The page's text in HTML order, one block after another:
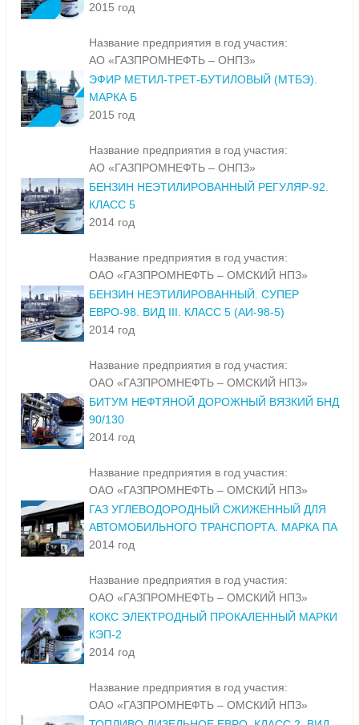
2015 год
Название предприятия в год участия:
АО «ГАЗПРОМНЕФТЬ – ОНПЗ»
ЭФИР МЕТИЛ-ТРЕТ-БУТИЛОВЫЙ (МТБЭ).
МАРКА Б
2015 год
Название предприятия в год участия:
АО «ГАЗПРОМНЕФТЬ – ОНПЗ»
БЕНЗИН НЕЭТИЛИРОВАННЫЙ РЕГУЛЯР-92.
КЛАСС 5
2014 год
Название предприятия в год участия:
ОАО «ГАЗПРОМНЕФТЬ – ОМСКИЙ НПЗ»
БЕНЗИН НЕЭТИЛИРОВАННЫЙ. СУПЕР
ЕВРО-98. ВИД III. КЛАСС 5 (АИ-98-5)
2014 год
Название предприятия в год участия:
ОАО «ГАЗПРОМНЕФТЬ – ОМСКИЙ НПЗ»
БИТУМ НЕФТЯНОЙ ДОРОЖНЫЙ ВЯЗКИЙ БНД
90/130
2014 год
Название предприятия в год участия:
ОАО «ГАЗПРОМНЕФТЬ – ОМСКИЙ НПЗ»
ГАЗ УГЛЕВОДОРОДНЫЙ СЖИЖЕННЫЙ ДЛЯ
АВТОМОБИЛЬНОГО ТРАНСПОРТА. МАРКА ПА
2014 год
Название предприятия в год участия:
ОАО «ГАЗПРОМНЕФТЬ – ОМСКИЙ НПЗ»
КОКС ЭЛЕКТРОДНЫЙ ПРОКАЛЕННЫЙ МАРКИ
КЭП-2
2014 год
Название предприятия в год участия:
ОАО «ГАЗПРОМНЕФТЬ – ОМСКИЙ НПЗ»